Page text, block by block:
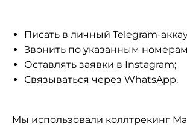
Писать в личный Telegram-
Звонить по указанным
Оставлять заявки в Instagram;
Связываться через WhatsApp.
Мы использовали коллтрекинг